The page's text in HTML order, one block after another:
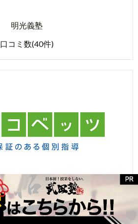
明光義塾
口コミ数(40件)
城南コベッツ
口コミ数(5件)